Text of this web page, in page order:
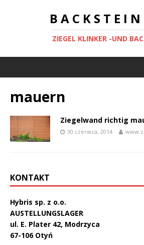
B A C K S T E I
ZIEGEL KLINKER -UND
mauern
Ziegelwand richtig
30 czerwca, 2014
KONTAKT
Hybris sp. z o.o.
AUSTELLUNGSLAGER
ul. E. Plater 42, Modrzyca
67-106 Otyń